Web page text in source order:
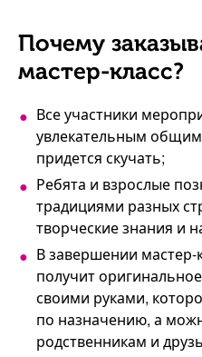
Почему
мастер-класс?
Все участники
увлекательным
придется скучать;
Ребята и взрослые
традициями разных
творческие знания и
В завершении мастер-
получит
своими руками,
по назначению, а
родственникам и